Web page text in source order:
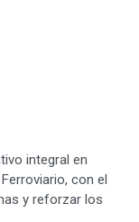
integral en
con el
y reforzar los